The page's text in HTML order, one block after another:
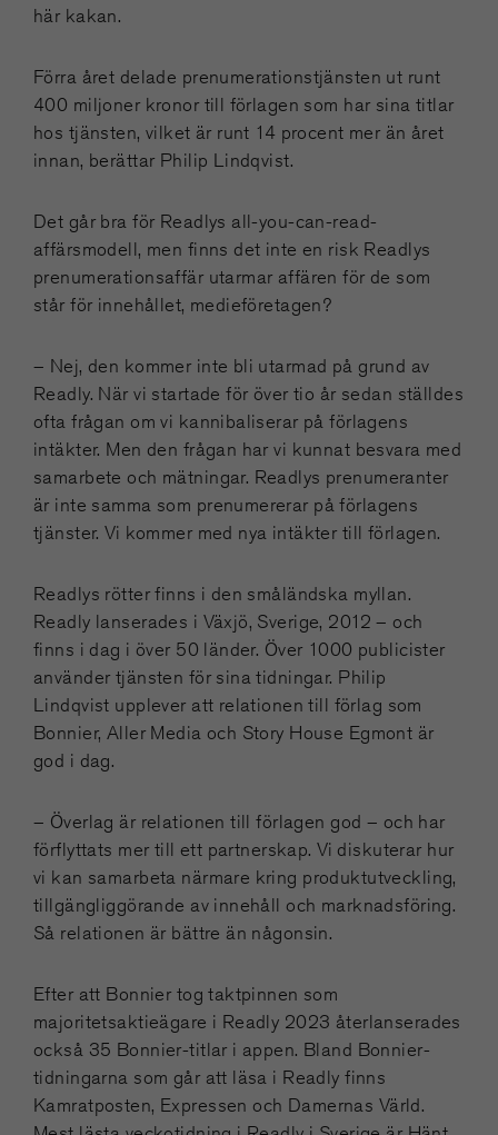
här kakan.
Förra året delade prenumerationstjänsten ut runt
400 miljoner kronor till förlagen som har sina titlar
hos tjänsten, vilket är runt 14 procent mer än året
innan, berättar Philip Lindqvist.
Det går bra för Readlys all-you-can-read-
affärsmodell, men finns det inte en risk Readlys
prenumerationsaffär utarmar affären för de som
står för innehållet, medieföretagen?
– Nej, den kommer inte bli utarmad på grund av
Readly. När vi startade för över tio år sedan ställdes
ofta frågan om vi kannibaliserar på förlagens
intäkter. Men den frågan har vi kunnat besvara med
samarbete och mätningar. Readlys prenumeranter
är inte samma som prenumererar på förlagens
tjänster. Vi kommer med nya intäkter till förlagen.
Readlys rötter finns i den småländska myllan.
Readly lanserades i Växjö, Sverige, 2012 – och
finns i dag i över 50 länder. Över 1000 publicister
använder tjänsten för sina tidningar. Philip
Lindqvist upplever att relationen till förlag som
Bonnier, Aller Media och Story House Egmont är
god i dag.
– Överlag är relationen till förlagen god – och har
förflyttats mer till ett partnerskap. Vi diskuterar hur
vi kan samarbeta närmare kring produktutveckling,
tillgängliggörande av innehåll och marknadsföring.
Så relationen är bättre än någonsin.
Efter att Bonnier tog taktpinnen som
majoritetsaktieägare i Readly 2023 återlanserades
också 35 Bonnier-titlar i appen. Bland Bonnier-
tidningarna som går att läsa i Readly finns
Kamratposten, Expressen och Damernas Värld.